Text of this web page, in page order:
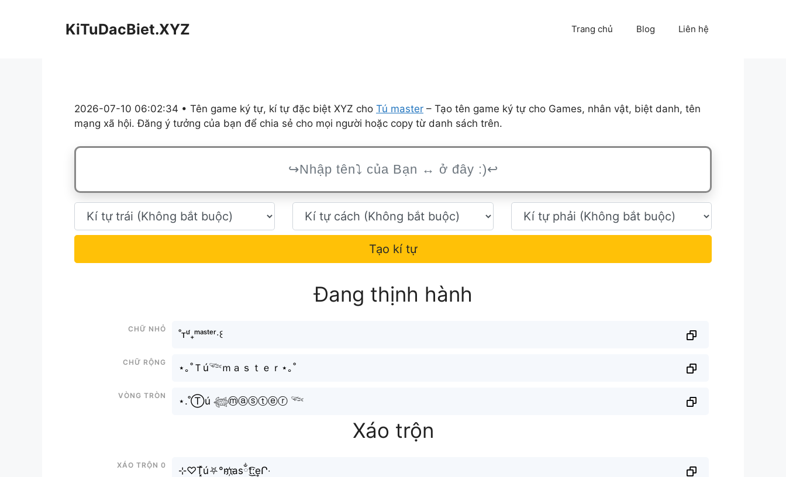
KiTuDacBiet.XYZ Trang chủ Blog Liên hệ
2026-07-10 06:02:34 • Tên game ký tự, kí tự đặc biệt XYZ cho Tú master – Tạo tên game ký tự cho Games, nhân vật, biệt danh, tên
mạng xã hội. Đăng ý tưởng của bạn để chia sẻ cho mọi người hoặc copy từ danh sách trên.
Tạo kí tự
Đang thịnh hành
Chữ nhỏ
˚ᴛᵘ́₊ᵐᵃˢᵗᵉʳ‧꒰
Chữ rộng
⋆｡˚Ｔú𓆝ｍａｓｔｅｒ⋆｡˚
Vòng tròn
⋆.˚Ⓣú 𓆉ⓜⓐⓢⓣⓔⓡ 𓆝
Xáo trộn
Xáo trộn 0
⊹♡T͓̽ú⛧°m҉asྂt͜͡:͢eՐ‧